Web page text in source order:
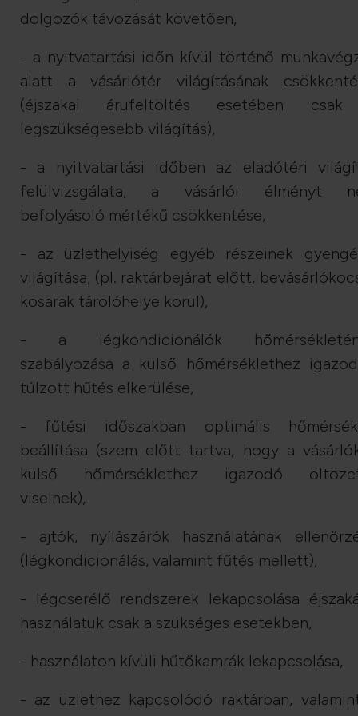
dolgozók távozását követően,
- a nyitvatartási időn kívül történő
alatt a vásárlótér világításának
(éjszakai árufeltöltés esetében
legszükségesebb világítás),
- a nyitvatartási időben az eladótéri
felülvizsgálata, a vásárlói élményt
befolyásoló mértékű csökkentése,
- az üzlethelyiség egyéb részeinek
világítása, (pl. raktárbejárat előtt,
kosarak tárolóhelye körül),
- a légkondicionálók
szabályozása a külső hőmérséklethez
túlzott hűtés elkerülése,
- fűtési időszakban optimális
beállítása (szem előtt tartva, hogy a
külső hőmérséklethez igazodó
viselnek),
- ajtók, nyílászárók használatának
(légkondicionálás, valamint fűtés mellett),
- légcserélő rendszerek lekapcsolása
használatuk csak a szükséges esetekben,
- használaton kívüli hűtőkamrák lekapcsolása,
- az üzlethez kapcsolódó raktárban,